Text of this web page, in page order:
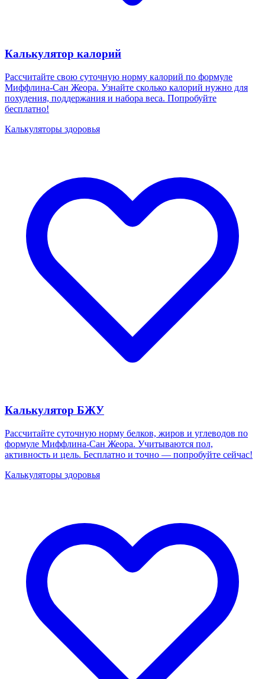
Калькулятор калорий
Рассчитайте свою суточную норму калорий по формуле
Миффлина-Сан Жеора. Узнайте сколько калорий нужно для
похудения, поддержания и набора веса. Попробуйте
бесплатно!
Калькуляторы здоровья
Калькулятор БЖУ
Рассчитайте суточную норму белков, жиров и углеводов по
формуле Миффлина-Сан Жеора. Учитываются пол,
активность и цель. Бесплатно и точно — попробуйте сейчас!
Калькуляторы здоровья